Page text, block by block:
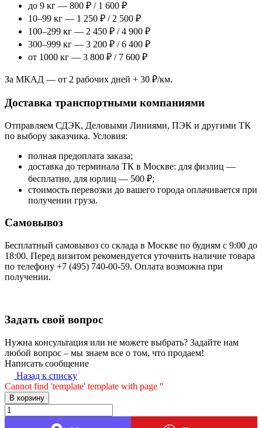
до 9 кг — 800 ₽ / 1 600 ₽
10–99 кг — 1 250 ₽ / 2 500 ₽
100–299 кг — 2 450 ₽ / 4 900 ₽
300–999 кг — 3 200 ₽ / 6 400 ₽
от 1000 кг — 3 800 ₽ / 7 600 ₽
За МКАД — от 2 рабочих дней + 30 ₽/км.
Доставка транспортными компаниями
Отправляем СДЭК, Деловыми Линиями, ПЭК и другими ТК
по выбору заказчика. Условия:
полная предоплата заказа;
доставка до терминала ТК в Москве: для физлиц —
бесплатно, для юрлиц — 500 ₽;
стоимость перевозки до вашего города оплачивается при
получении груза.
Самовывоз
Бесплатный самовывоз со склада в Москве по будням с 9:00 до
18:00. Перед визитом рекомендуется уточнить наличие товара
по телефону +7 (495) 740-00-59. Оплата возможна при
получении.
Задать свой вопрос
Нужна консультация или не можете выбрать? Задайте нам
любой вопрос – мы знаем все о том, что продаем!
Написать сообщение
Назад к списку
Cannot find 'template' template with page ''
В корзину